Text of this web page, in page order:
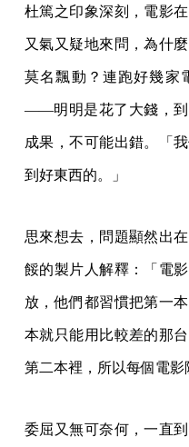
杜篤之印象深刻，電影
又氣又疑地來問，為什
莫名飄動？連跑好幾家
——明明是花了大錢，到
成果，不可能出錯。「
到好東西的。」
思來想去，問題顯然出
餒的製片人解釋：「電
放，他們都習慣把第一
本就只能用比較差的那
第二本裡，所以每個電影
委屈又無可奈何，一直